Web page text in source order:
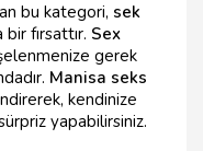
bu kategori, sek
fırsattır. Sex
gerek
Manisa seks
kendinize
yapabilirsiniz.